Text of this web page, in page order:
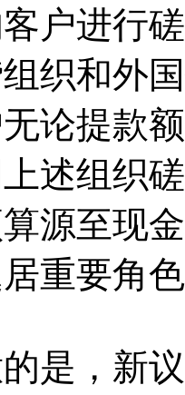
户进行
织和外
论提款
述组织
源至现
重要角
，新议